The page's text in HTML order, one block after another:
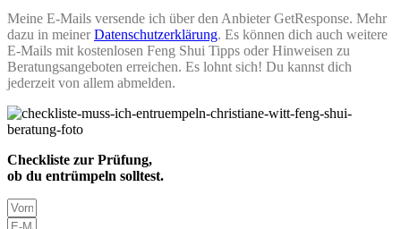
Meine E-Mails versende ich über den Anbieter GetResponse. Mehr
dazu in meinerDatenschutzerklärung. Es können dich auch weitere
E-Mails mit kostenlosen Feng Shui Tipps oder Hinweisen zu
Beratungsangeboten erreichen. Es lohnt sich! Du kannst dich
jederzeit von allem abmelden.
Checkliste zur Prüfung,
ob du entrümpeln solltest.